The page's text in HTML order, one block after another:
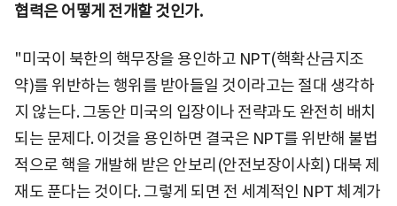
협력은 어떻게 전개할 것인가.
"미국이 북한의 핵무장을 용인하고 NPT(핵확산금지조
약)를 위반하는 행위를 받아들일 것이라고는 절대 생각하
지 않는다. 그동안 미국의 입장이나 전략과도 완전히 배치
되는 문제다. 이것을 용인하면 결국은 NPT를 위반해 불법
적으로 핵을 개발해 받은 안보리(안전보장이사회) 대북 제
재도 푼다는 것이다. 그렇게 되면 전 세계적인 NPT 체계가